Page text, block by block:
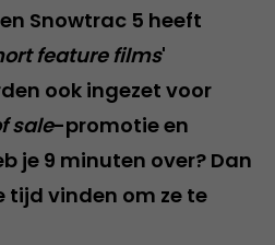
Snowtrac 5 heeft
feature films'
ook ingezet voor
sale-promotie en
je 9 minuten over? Dan
tijd vinden om ze te